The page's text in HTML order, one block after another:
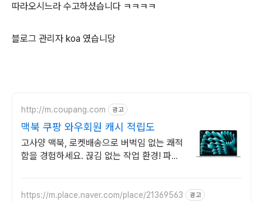
따라오시느라 수고하셨습니다 ㅋㅋㅋㅋ
블로그 관리자 koa 였습니당
http://m.coupang.com 광고
맥북 쿠팡 와우회원 캐시 적립도
고사양 맥북, 로켓배송으로 버벅임 없는 쾌적
함을 경험하세요. 끊김 없는 작업 환경! 파워
https://m.place.naver.com/place/21369563 광고